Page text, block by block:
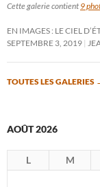
Cette galerie contient 9
EN IMAGES : LE CIEL
SEPTEMBRE 3, 2019
TOUTES LES GALERIES
AOÛT 2026
L M